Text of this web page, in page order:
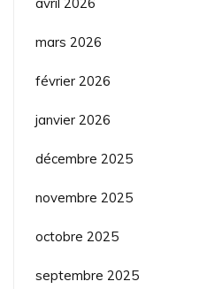
mars 2026
février 2026
janvier 2026
décembre 2025
novembre 2025
octobre 2025
septembre 2025